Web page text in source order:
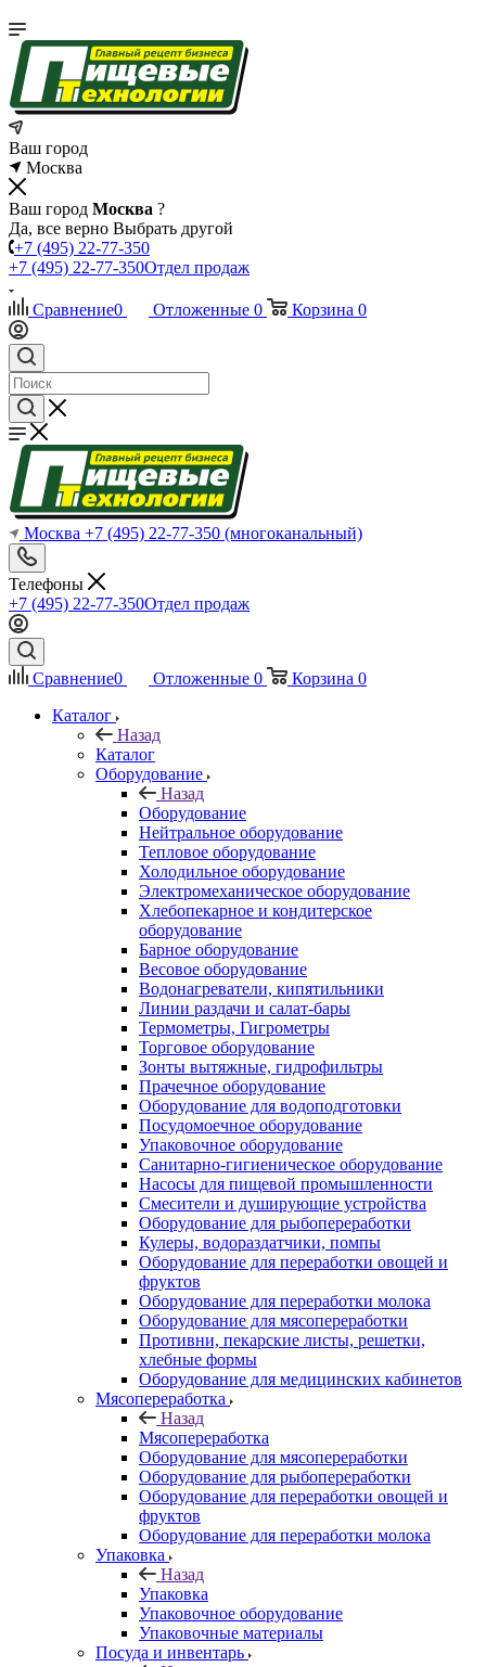
Ваш город
Москва
Ваш город Москва ?
Да, все верно Выбрать другой
+7 (495) 22-77-350
+7 (495) 22-77-350Отдел продаж
Сравнение0 Отложенные 0 Корзина 0
Москва +7 (495) 22-77-350 (многоканальный)
Телефоны
+7 (495) 22-77-350Отдел продаж
Сравнение0 Отложенные 0 Корзина 0
Каталог
Назад
Каталог
Оборудование
Назад
Оборудование
Нейтральное оборудование
Тепловое оборудование
Холодильное оборудование
Электромеханическое оборудование
Хлебопекарное и кондитерское
оборудование
Барное оборудование
Весовое оборудование
Водонагреватели, кипятильники
Линии раздачи и салат-бары
Термометры, Гигрометры
Торговое оборудование
Зонты вытяжные, гидрофильтры
Прачечное оборудование
Оборудование для водоподготовки
Посудомоечное оборудование
Упаковочное оборудование
Санитарно-гигиеническое оборудование
Насосы для пищевой промышленности
Смесители и душирующие устройства
Оборудование для рыбопереработки
Кулеры, водораздатчики, помпы
Оборудование для переработки овощей и
фруктов
Оборудование для переработки молока
Оборудование для мясопереработки
Противни, пекарские листы, решетки,
хлебные формы
Оборудование для медицинских кабинетов
Мясопереработка
Назад
Мясопереработка
Оборудование для мясопереработки
Оборудование для рыбопереработки
Оборудование для переработки овощей и
фруктов
Оборудование для переработки молока
Упаковка
Назад
Упаковка
Упаковочное оборудование
Упаковочные материалы
Посуда и инвентарь